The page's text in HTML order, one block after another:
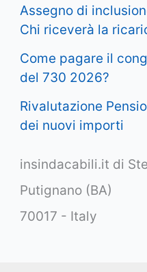
Assegno di
Chi riceverà la
Come pagare il
del 730 2026?
Rivalutazione
dei nuovi importi
insindacabili.it di
Putignano (BA)
70017 - Italy